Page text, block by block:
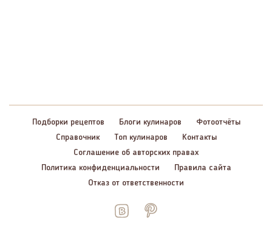
Подборки рецептов Блоги кулинаров
Фотоотчёты
Справочник
Топ кулинаров
Контакты
Соглашение об авторских правах
Политика конфиденциальности
Правила сайта
Отказ от ответственности